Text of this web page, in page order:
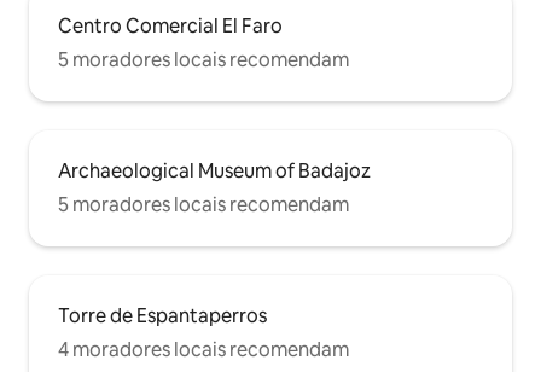
Centro Comercial El Faro
5 moradores locais recomendam
Archaeological Museum of Badajoz
5 moradores locais recomendam
Torre de Espantaperros
4 moradores locais recomendam